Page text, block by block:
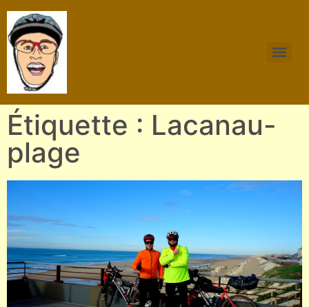
Étiquette : Lacanau-
plage